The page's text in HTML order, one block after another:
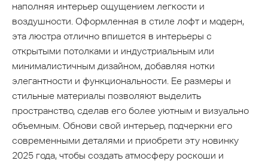
наполняя интерьер ощущением легкости и
воздушности. Оформленная в стиле лофт и модерн,
эта люстра отлично впишется в интерьеры с
открытыми потолками и индустриальным или
минималистичным дизайном, добавляя нотки
элегантности и функциональности. Ее размеры и
стильные материалы позволяют выделить
пространство, сделав его более уютным и визуально
объемным. Обнови свой интерьер, подчеркни его
современными деталями и приобрети эту новинку
2025 года, чтобы создать атмосферу роскоши и